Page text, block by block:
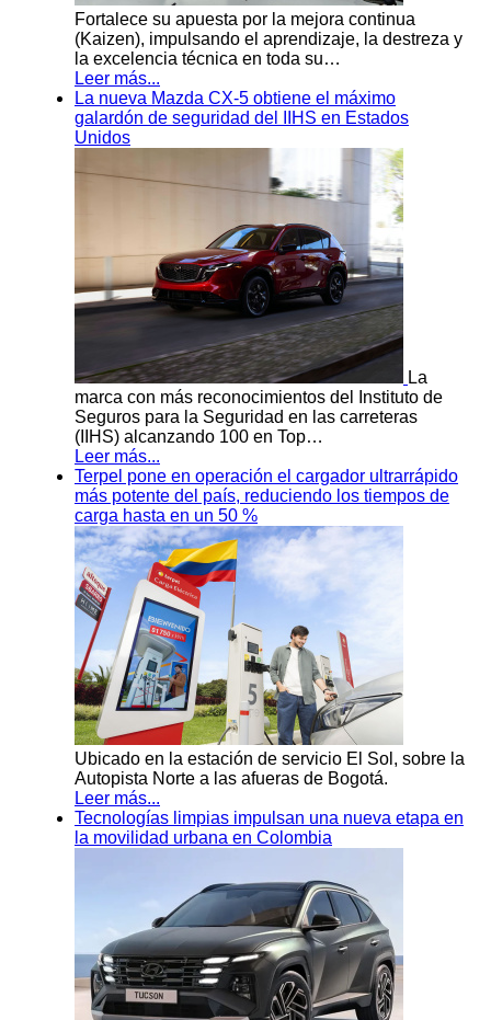
Fortalece su apuesta por la mejora continua
(Kaizen), impulsando el aprendizaje, la destreza y
la excelencia técnica en toda su…
Leer más...
La nueva Mazda CX-5 obtiene el máximo
galardón de seguridad del IIHS en Estados
Unidos
La
marca con más reconocimientos del Instituto de
Seguros para la Seguridad en las carreteras
(IIHS) alcanzando 100 en Top…
Leer más...
Terpel pone en operación el cargador ultrarrápido
más potente del país, reduciendo los tiempos de
carga hasta en un 50 %
Ubicado en la estación de servicio El Sol, sobre la
Autopista Norte a las afueras de Bogotá.
Leer más...
Tecnologías limpias impulsan una nueva etapa en
la movilidad urbana en Colombia